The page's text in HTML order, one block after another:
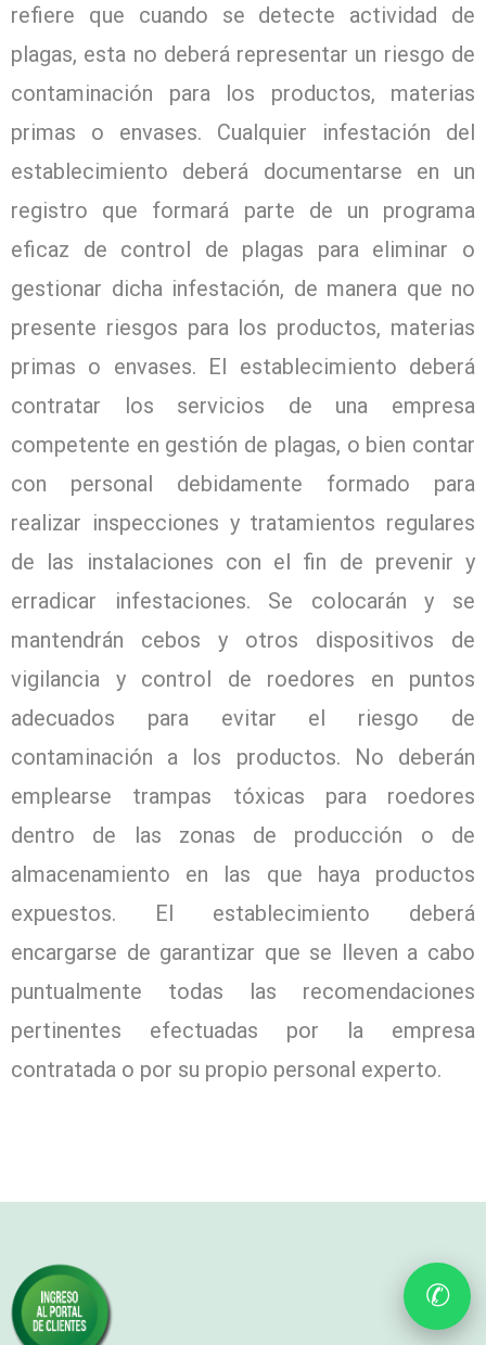
refiere que cuando se detecte actividad de
plagas, esta no deberá representar un riesgo de
contaminación para los productos, materias
primas o envases. Cualquier infestación del
establecimiento deberá documentarse en un
registro que formará parte de un programa
eficaz de control de plagas para eliminar o
gestionar dicha infestación, de manera que no
presente riesgos para los productos, materias
primas o envases. El establecimiento deberá
contratar los servicios de una empresa
competente en gestión de plagas, o bien contar
con personal debidamente formado para
realizar inspecciones y tratamientos regulares
de las instalaciones con el fin de prevenir y
erradicar infestaciones. Se colocarán y se
mantendrán cebos y otros dispositivos de
vigilancia y control de roedores en puntos
adecuados para evitar el riesgo de
contaminación a los productos. No deberán
emplearse trampas tóxicas para roedores
dentro de las zonas de producción o de
almacenamiento en las que haya productos
expuestos. El establecimiento deberá
encargarse de garantizar que se lleven a cabo
puntualmente todas las recomendaciones
pertinentes efectuadas por la empresa
contratada o por su propio personal experto.
✆